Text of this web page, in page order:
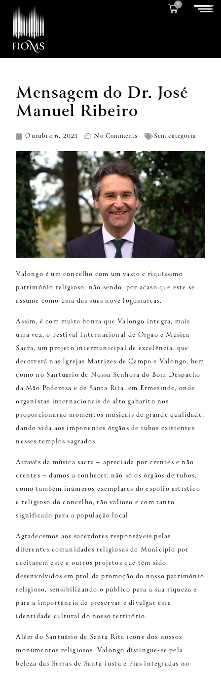
0
Mensagem do Dr. José
Manuel Ribeiro
Outubro 6, 2023 No Comments Sem categoria
Valongo é um concelho com um vasto e riquíssimo
património religioso, não sendo, por acaso que este se
assume como uma das suas nove logomarcas.
Assim, é com muita honra que Valongo integra, mais
uma vez, o Festival Internacional de Órgão e Música
Sacra, um projeto intermunicipal de excelência, que
decorrerá nas Igrejas Matrizes de Campo e Valongo, bem
como no Santuário de Nossa Senhora do Bom Despacho
da Mão Poderosa e de Santa Rita, em Ermesinde, onde
organistas internacionais de alto gabarito nos
proporcionarão momentos musicais de grande qualidade,
dando vida aos imponentes órgãos de tubos existentes
nesses templos sagrados.
Através da música sacra – apreciada por crentes e não
crentes – damos a conhecer, não só os órgãos de tubos,
como também inúmeros exemplares do espólio artístico
e religioso do concelho, tão valioso e com tanto
significado para a população local.
Agradecemos aos sacerdotes responsáveis pelas
diferentes comunidades religiosas do Município por
aceitarem este e outros projetos que têm sido
desenvolvidos em prol da promoção do nosso património
religioso, sensibilizando o público para a sua riqueza e
para a importância de preservar e divulgar esta
identidade cultural do nosso território.
Além do Santuário de Santa Rita ícone dos nossos
monumentos religiosos, Valongo distingue-se pela
beleza das Serras de Santa Justa e Pias integradas no